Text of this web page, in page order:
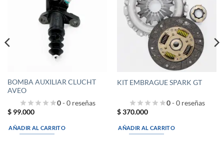
BOMBA AUXILIAR CLUCHT
AVEO
0- 0 reseñas
$99.000
AÑADIR AL CARRITO
a la
lista de
deseos
KIT EMBRAGUE SPARK GT
0- 0 reseñas
$370.000
AÑADIR AL CARRITO